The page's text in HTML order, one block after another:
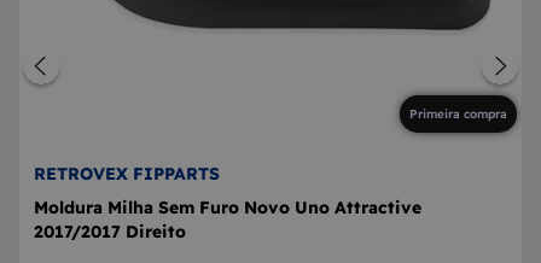
Primeira compra
RETROVEX FIPPARTS
Moldura Milha Sem Furo Novo Uno Attractive
2017/2017 Direito